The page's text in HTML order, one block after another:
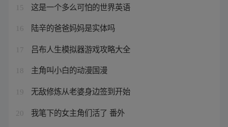
15 这是一个多么可怕的世界英语
16 陆辛的爸爸妈妈是实体吗
17 吕布人生模拟器游戏攻略大全
18 主角叫小白的动漫国漫
19 无敌修炼从老婆身边签到开始
20 我笔下的女主角们活了 番外